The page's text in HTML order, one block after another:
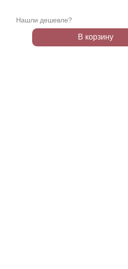
Нашли дешевле?
В корзину